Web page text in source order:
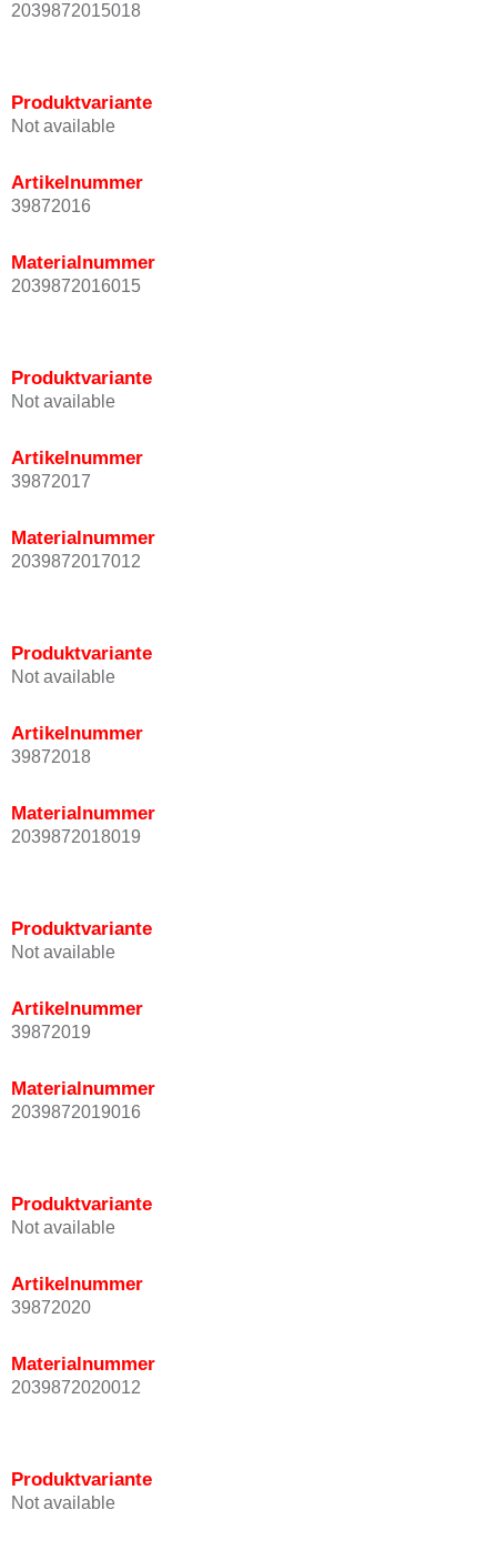
2039872015018
Produktvariante
Not available
Artikelnummer
39872016
Materialnummer
2039872016015
Produktvariante
Not available
Artikelnummer
39872017
Materialnummer
2039872017012
Produktvariante
Not available
Artikelnummer
39872018
Materialnummer
2039872018019
Produktvariante
Not available
Artikelnummer
39872019
Materialnummer
2039872019016
Produktvariante
Not available
Artikelnummer
39872020
Materialnummer
2039872020012
Produktvariante
Not available